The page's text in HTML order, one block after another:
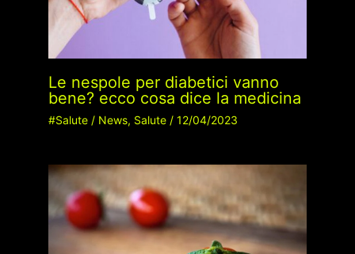
Le nespole per diabetici vanno
bene? ecco cosa dice la medicina
#Salute/ News, Salute/ 12/04/2023